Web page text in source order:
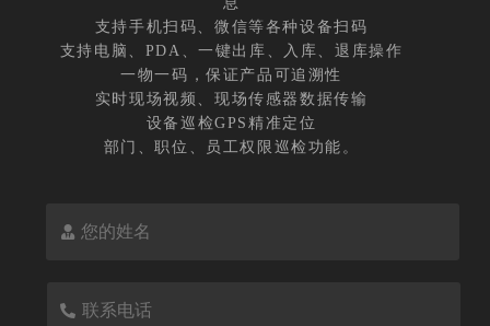
支持手机扫码、微信等各种设备扫码
支持电脑、PDA、一键出库、入库、退库操作
一物一码，保证产品可追溯性
实时现场视频、现场传感器数据传输
设备巡检GPS精准定位
部门、职位、员工权限巡检功能。